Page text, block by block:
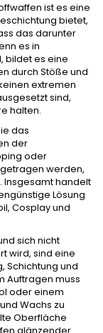
ist es eine
bietet,
das darunter
es in
bildet es eine
durch Stöße und
extremen
sind,
halten.
das
der
oder
werden,
Insgesamt handelt
Lösung
Cosplay und
sich nicht
wird, sind eine
Schichtung und
Auftragen muss
oder einem
Wachs zu
Oberfläche